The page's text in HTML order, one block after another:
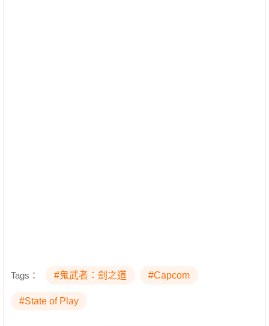
Tags： #鬼武者：劍之道 #Capcom
#State of Play